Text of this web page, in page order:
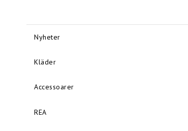
Nyheter
Kläder
Accessoarer
REA